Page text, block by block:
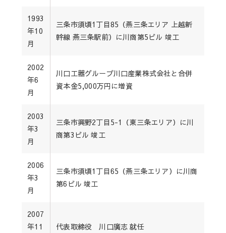
1993
年10
月
三条市須頃1丁目85（燕三条エリア 上越新
幹線 燕三条駅前）に川商第5ビル 竣工
2002
年6
月
川口工器グループ川口産業株式会社と合併
資本金5,000万円に増資
2003
年3
月
三条市興野2丁目5-1（東三条エリア）に川
商第3ビル 竣工
2006
年3
月
三条市須頃1丁目65（燕三条エリア）に川商
第6ビル 竣工
2007
年11
代表取締役 川口廣志 就任